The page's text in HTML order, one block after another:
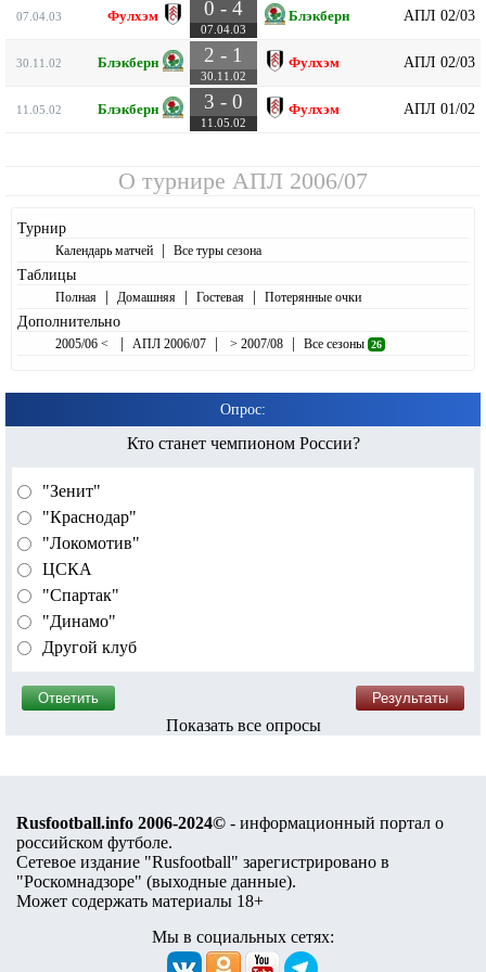
07.04.03 Фулхэм 0 - 4
07.04.03
Блэкберн АПЛ 02/03
30.11.02 Блэкберн 2 - 1
30.11.02
Фулхэм АПЛ 02/03
11.05.02 Блэкберн 3 - 0
11.05.02
Фулхэм АПЛ 01/02
О турнире АПЛ 2006/07
Турнир
Календарь матчей | Все туры сезона
Таблицы
Полная | Домашняя | Гостевая | Потерянные очки
Дополнительно
2005/06 < | АПЛ 2006/07 | > 2007/08 | Все сезоны 26
Опрос:
Кто станет чемпионом России?
"Зенит"
"Краснодар"
"Локомотив"
ЦСКА
"Спартак"
"Динамо"
Другой клуб
Показать все опросы
Rusfootball.info 2006-2024© - информационный портал о
российском футболе.
Сетевое издание "Rusfootball" зарегистрировано в
"Роскомнадзоре" (выходные данные).
Может содержать материалы 18+
Мы в социальных сетях: